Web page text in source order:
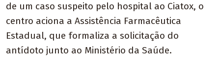
de um caso suspeito pelo hospital ao Ciatox, o
centro aciona a Assistência Farmacêutica
Estadual, que formaliza a solicitação do
antídoto junto ao Ministério da Saúde.